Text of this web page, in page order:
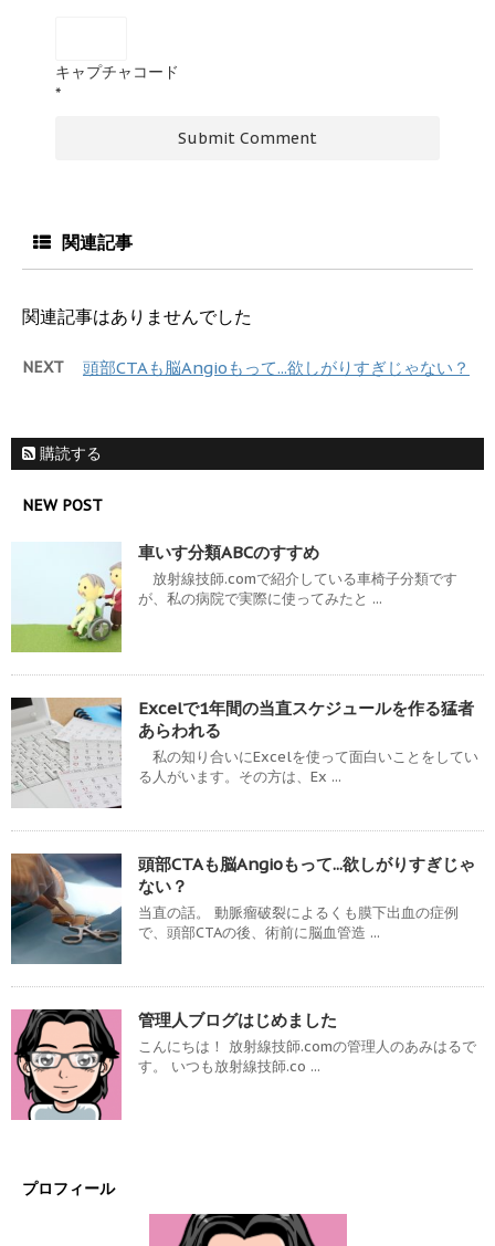
キャプチャコード
*
関連記事
関連記事はありませんでした
NEXT 頭部CTAも脳Angioもって...欲しがりすぎじゃない？
購読する
NEW POST
車いす分類ABCのすすめ
放射線技師.comで紹介している車椅子分類です
が、私の病院で実際に使ってみたと ...
Excelで1年間の当直スケジュールを作る猛者
あらわれる
私の知り合いにExcelを使って面白いことをしてい
る人がいます。その方は、Ex ...
頭部CTAも脳Angioもって...欲しがりすぎじゃ
ない？
当直の話。 動脈瘤破裂によるくも膜下出血の症例
で、頭部CTAの後、術前に脳血管造 ...
管理人ブログはじめました
こんにちは！ 放射線技師.comの管理人のあみはるで
す。 いつも放射線技師.co ...
プロフィール